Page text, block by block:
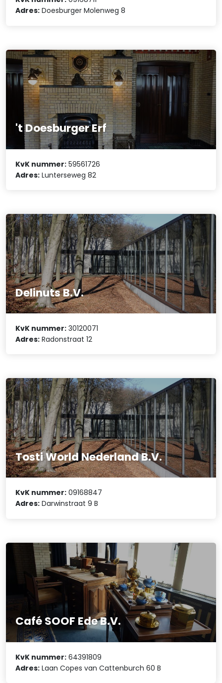
Adres: Doesburger Molenweg 8
't Doesburger Erf
KvK nummer: 59561726
Adres: Lunterseweg 82
Delinuts B.V.
KvK nummer: 30120071
Adres: Radonstraat 12
Tosti World Nederland B.V.
KvK nummer: 09168847
Adres: Darwinstraat 9 B
Café SOOF Ede B.V.
KvK nummer: 64391809
Adres: Laan Copes van Cattenburch 60 B